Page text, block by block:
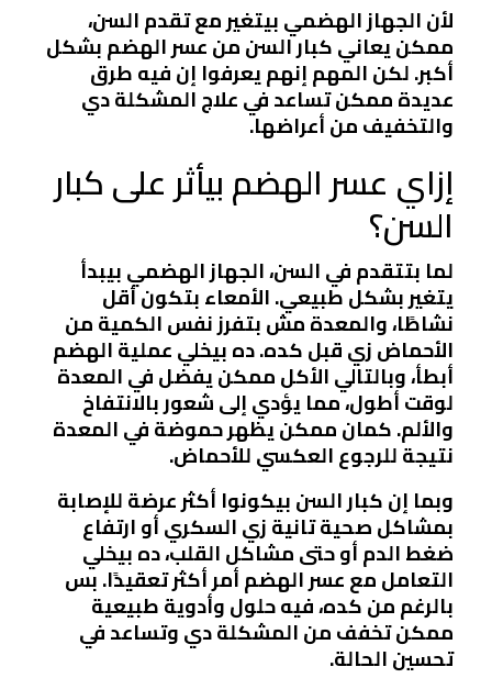
لأن الجهاز الهضمي بيتغير مع تقدم السن،
ممكن يعاني كبار السن من عسر الهضم بشكل
أكبر. لكن المهم إنهم يعرفوا إن فيه طرق
عديدة ممكن تساعد في علاج المشكلة دي
والتخفيف من أعراضها.
إزاي عسر الهضم بيأثر على كبار
السن؟
لما بتتقدم في السن، الجهاز الهضمي بيبدأ
يتغير بشكل طبيعي. الأمعاء بتكون أقل
نشاطًا، والمعدة مش بتفرز نفس الكمية من
الأحماض زي قبل كده. ده بيخلي عملية الهضم
أبطأ، وبالتالي الأكل ممكن يفضل في المعدة
لوقت أطول، مما يؤدي إلى شعور بالانتفاخ
والألم. كمان ممكن يظهر حموضة في المعدة
نتيجة للرجوع العكسي للأحماض.
وبما إن كبار السن بيكونوا أكثر عرضة للإصابة
بمشاكل صحية تانية زي السكري أو ارتفاع
ضغط الدم أو حتى مشاكل القلب، ده بيخلي
التعامل مع عسر الهضم أمر أكثر تعقيدًا. بس
بالرغم من كده، فيه حلول وأدوية طبيعية
ممكن تخفف من المشكلة دي وتساعد في
تحسين الحالة.